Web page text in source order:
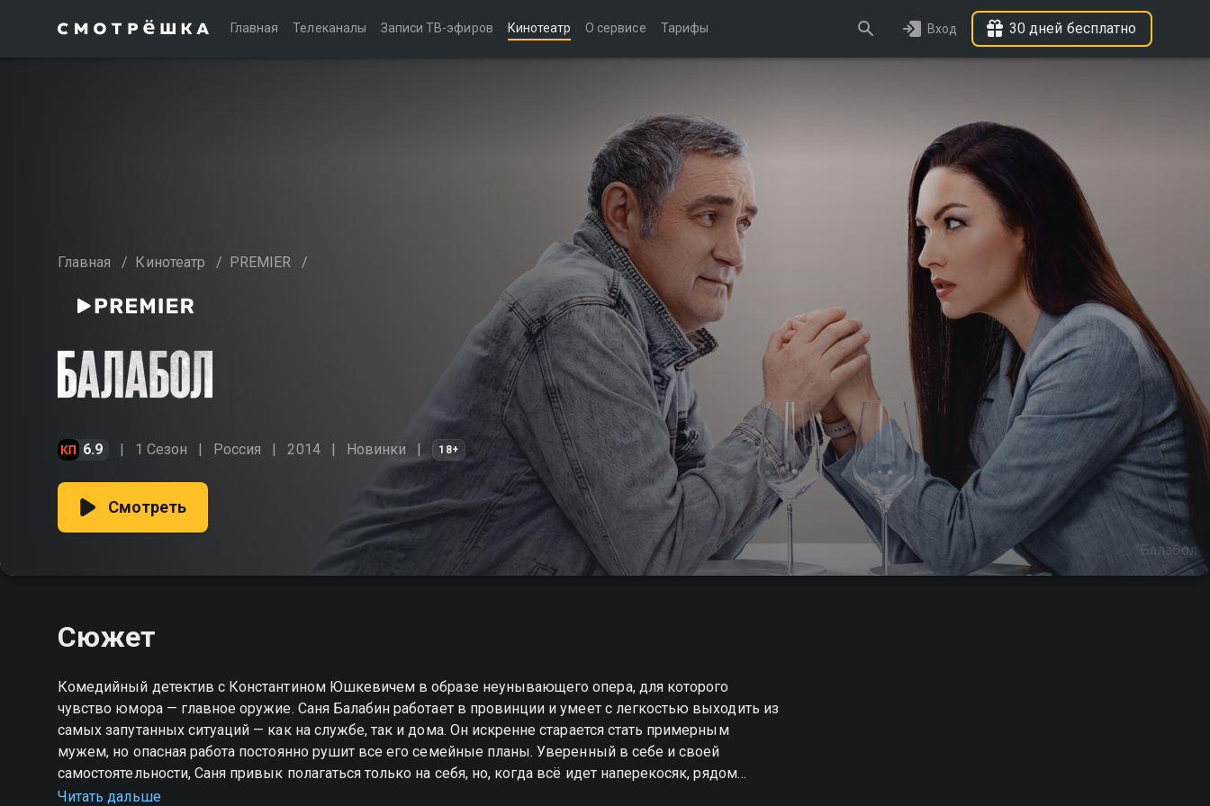
Главная Телеканалы Записи ТВ-эфиров Кинотеатр О сервисе Тарифы Вход 30 дней бесплатно
Главная / Кинотеатр / PREMIER /
6.9 1 Сезон Россия 2014 Новинки 18+
Балабол
Смотреть
Сюжет
Комедийный детектив с Константином Юшкевичем в образе неунывающего опера, для которого
чувство юмора — главное оружие. Саня Балабин работает в провинции и умеет с легкостью выходить из
самых запутанных ситуаций — как на службе, так и дома. Он искренне старается стать примерным
мужем, но опасная работа постоянно рушит все его семейные планы. Уверенный в себе и своей
самостоятельности, Саня привык полагаться только на себя, но, когда всё идет наперекосяк, рядом
всегда оказываются верные друзья, готовые прийти на помощь. «Балабол» — смотрите онлайн в
Читать дальше